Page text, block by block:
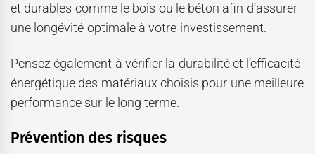
et durables comme le bois ou le béton afin d’assurer
une longévité optimale à votre investissement.
Pensez également à vérifier la durabilité et l’efficacité
énergétique des matériaux choisis pour une meilleure
performance sur le long terme.
Prévention des risques